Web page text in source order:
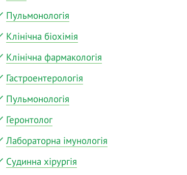
Пульмонологія
Клінічна біохімія
Клінічна фармакологія
Гастроентерологія
Пульмонологія
Геронтолог
Лабораторна імунологія
Судинна хірургія